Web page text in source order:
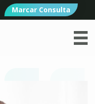
Marcar Consulta